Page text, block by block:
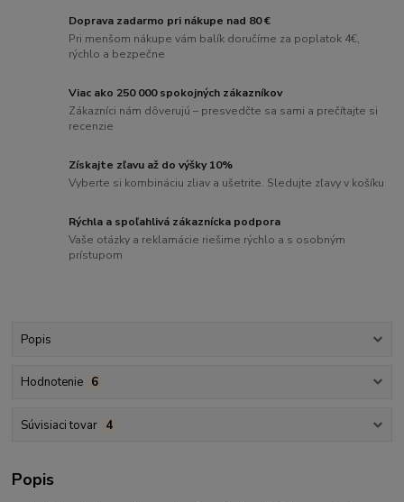
Doprava zadarmo pri nákupe nad 80 €
Pri menšom nákupe vám balík doručíme za poplatok 4€,
rýchlo a bezpečne
Viac ako 250 000 spokojných zákazníkov
Zákazníci nám dôverujú – presvedčte sa sami a prečítajte si
recenzie
Získajte zľavu až do výšky 10%
Vyberte si kombináciu zliav a ušetrite. Sledujte zľavy v košíku
Rýchla a spoľahlivá zákaznícka podpora
Vaše otázky a reklamácie riešime rýchlo a s osobným
prístupom
Popis
Hodnotenie 6
Súvisiaci tovar 4
Popis